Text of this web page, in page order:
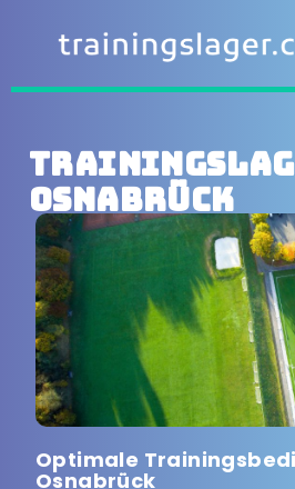
Osnabrück
Optimale
Osnabrück